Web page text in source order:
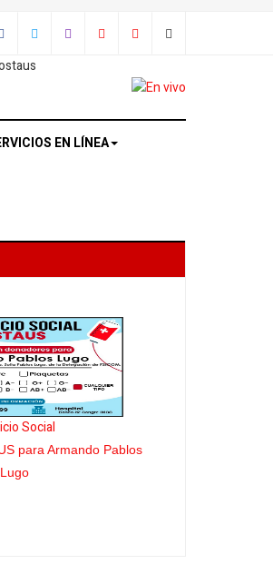
EN LÍNEA
Social
para Armando Pablos
Lugo